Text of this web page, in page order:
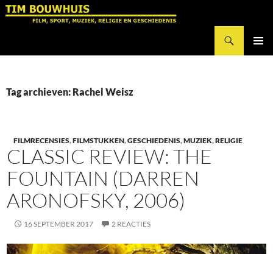
Ga
Tag archieven: Rachel Weisz
FILMRECENSIES,FILMSTUKKEN,GESCHIEDENIS,MUZIEK,RELIGIE
CLASSIC REVIEW: THE
FOUNTAIN (DARREN
ARONOFSKY, 2006)
16 SEPTEMBER 2017 2 REACTIES